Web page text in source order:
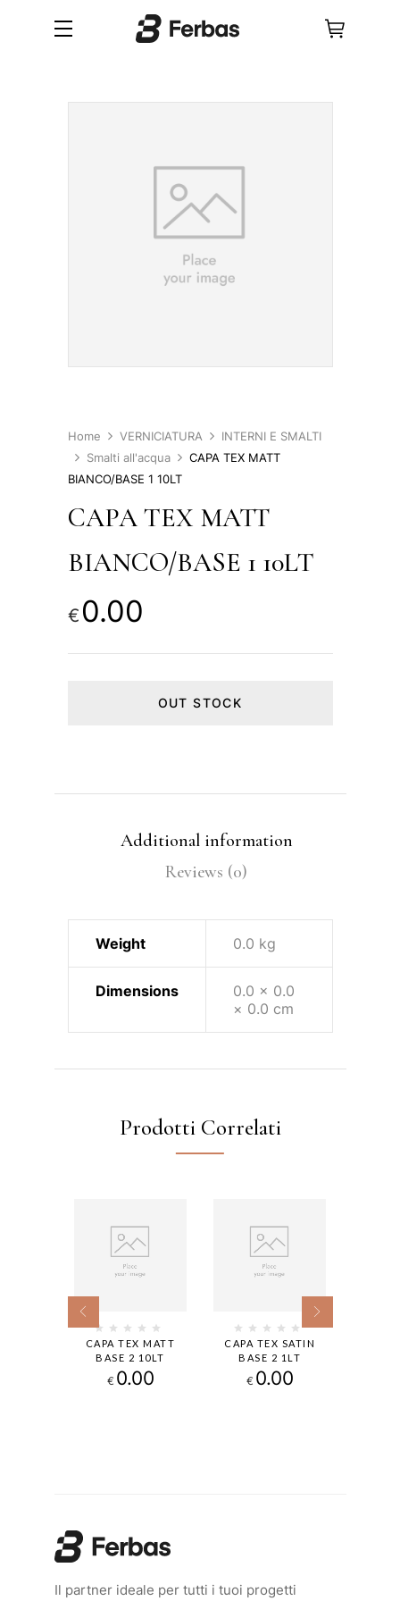
Home VERNICIATURA
INTERNI E SMALTI
Smalti all'acqua
CAPA TEX MATT
BIANCO/BASE 1 10LT
CAPA TEX MATT
BIANCO/BASE 1 10LT
€ 0.00
OUT STOCK
Additional information
Reviews (0)
Weight 0.0 kg
Dimensions
0.0 × 0.0
× 0.0 cm
Prodotti Correlati
CAPA TEX MATT
BASE 2 10LT
€ 0.00
CAPA TEX SATIN
BASE 2 1LT
€ 0.00
Il partner ideale per tutti i tuoi progetti